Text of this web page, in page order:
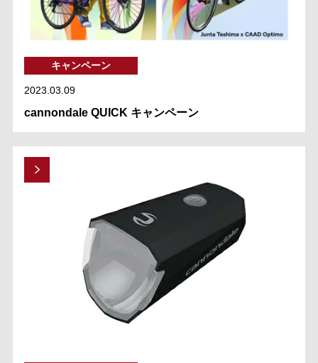
キャンペーン
2023.03.09
cannondale QUICK キャンペーン